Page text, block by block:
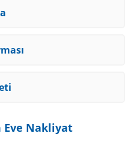
Eve Nakliyat